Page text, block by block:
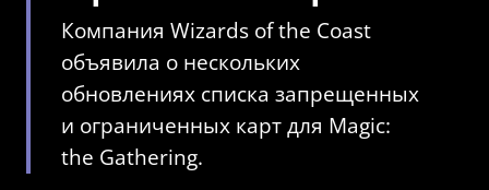
Компания Wizards of the Coast
объявила о нескольких
обновлениях списка запрещенных
и ограниченных карт для Magic:
the Gathering.